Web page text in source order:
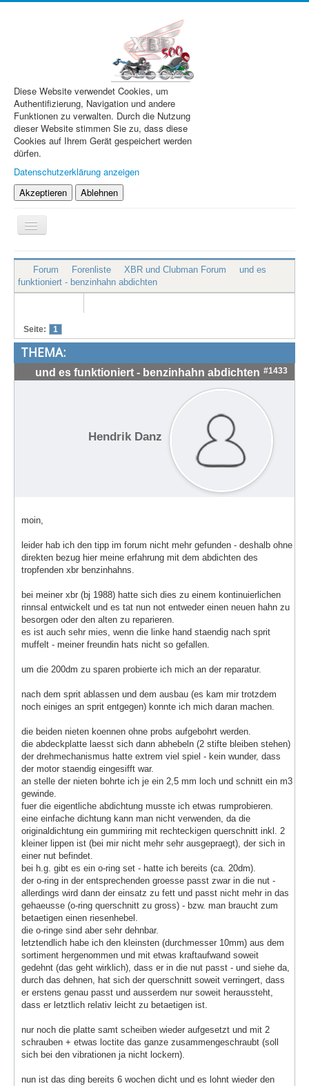
Diese Website verwendet Cookies, um
Authentifizierung, Navigation und andere
Funktionen zu verwalten. Durch die Nutzung
dieser Website stimmen Sie zu, dass diese
Cookies auf Ihrem Gerät gespeichert werden
dürfen.
Datenschutzerklärung anzeigen
Akzeptieren
Ablehnen
Navigation
an/aus
XBR.de
Technik
Treffen & Touren
Cafe-Ecke
Suche
Forum Forenliste XBR und Clubman Forum
und es
funktioniert - benzinhahn abdichten
Seite: 1
THEMA:
und es funktioniert - benzinhahn abdichten #1433
Hendrik Danz
moin,
leider hab ich den tipp im forum nicht mehr gefunden - deshalb ohne
direkten bezug hier meine erfahrung mit dem abdichten des
tropfenden xbr benzinhahns.
bei meiner xbr (bj 1988) hatte sich dies zu einem kontinuierlichen
rinnsal entwickelt und es tat nun not entweder einen neuen hahn zu
besorgen oder den alten zu reparieren.
es ist auch sehr mies, wenn die linke hand staendig nach sprit
muffelt - meiner freundin hats nicht so gefallen.
um die 200dm zu sparen probierte ich mich an der reparatur.
nach dem sprit ablassen und dem ausbau (es kam mir trotzdem
noch einiges an sprit entgegen) konnte ich mich daran machen.
die beiden nieten koennen ohne probs aufgebohrt werden.
die abdeckplatte laesst sich dann abhebeln (2 stifte bleiben stehen)
der drehmechanismus hatte extrem viel spiel - kein wunder, dass
der motor staendig eingesifft war.
an stelle der nieten bohrte ich je ein 2,5 mm loch und schnitt ein m3
gewinde.
fuer die eigentliche abdichtung musste ich etwas rumprobieren.
eine einfache dichtung kann man nicht verwenden, da die
originaldichtung ein gummiring mit rechteckigen querschnitt inkl. 2
kleiner lippen ist (bei mir nicht mehr sehr ausgepraegt), der sich in
einer nut befindet.
bei h.g. gibt es ein o-ring set - hatte ich bereits (ca. 20dm).
der o-ring in der entsprechenden groesse passt zwar in die nut -
allerdings wird dann der einsatz zu fett und passt nicht mehr in das
gehaeusse (o-ring querschnitt zu gross) - bzw. man braucht zum
betaetigen einen riesenhebel.
die o-ringe sind aber sehr dehnbar.
letztendlich habe ich den kleinsten (durchmesser 10mm) aus dem
sortiment hergenommen und mit etwas kraftaufwand soweit
gedehnt (das geht wirklich), dass er in die nut passt - und siehe da,
durch das dehnen, hat sich der querschnitt soweit verringert, dass
er erstens genau passt und ausserdem nur soweit heraussteht,
dass er letztlich relativ leicht zu betaetigen ist.
nur noch die platte samt scheiben wieder aufgesetzt und mit 2
schrauben + etwas loctite das ganze zusammengeschraubt (soll
sich bei den vibrationen ja nicht lockern).
nun ist das ding bereits 6 wochen dicht und es lohnt wieder den